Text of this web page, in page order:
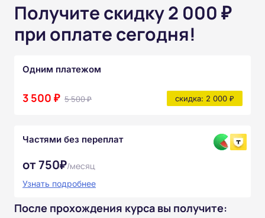
Получите скидку 2 000 ₽
при оплате сегодня!
Одним платежом
3 500 ₽ 5 500 ₽ скидка: 2 000 ₽
Частями без переплат
от 750₽/месяц
Узнать подробнее
После прохождения курса вы получите: